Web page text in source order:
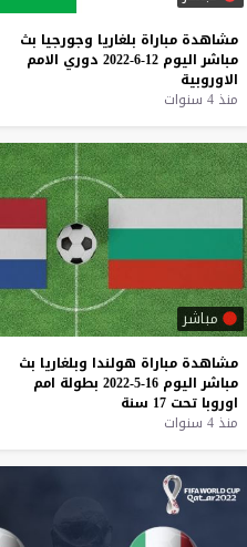
مشاهدة مباراة بلغاريا وجورجيا بث
مباشر اليوم 12-6-2022 دوري الامم
الاوروبية
منذ 4 سنوات
مباشر
مشاهدة مباراة هولندا وبلغاريا بث
مباشر اليوم 16-5-2022 بطولة امم
اوروبا تحت 17 سنة
منذ 4 سنوات